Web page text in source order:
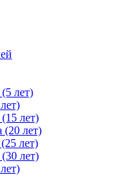
лет)
лет)
(20 лет)
лет)
лет)